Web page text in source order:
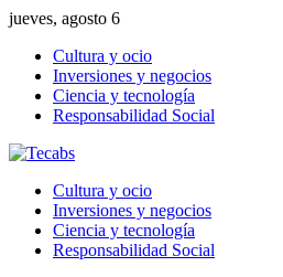
jueves, agosto 6
Cultura y ocio
Inversiones y negocios
Ciencia y tecnología
Responsabilidad Social
Cultura y ocio
Inversiones y negocios
Ciencia y tecnología
Responsabilidad Social